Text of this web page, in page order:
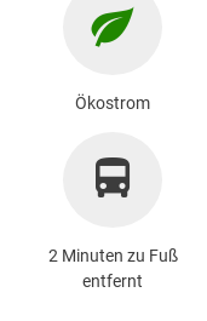
Ökostrom
2 Minuten zu Fuß
entfernt